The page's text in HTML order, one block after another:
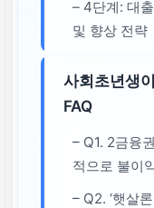
– 4단계: 대
및 향상 전략
사회초년생
FAQ
– Q1. 2금융
적으로 불이
– Q2. ‘햇살